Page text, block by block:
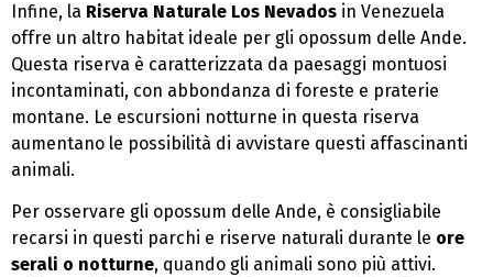
Infine, la Riserva Naturale Los Nevados in Venezuela
offre un altro habitat ideale per gli opossum delle Ande.
Questa riserva è caratterizzata da paesaggi montuosi
incontaminati, con abbondanza di foreste e praterie
montane. Le escursioni notturne in questa riserva
aumentano le possibilità di avvistare questi affascinanti
animali.
Per osservare gli opossum delle Ande, è consigliabile
recarsi in questi parchi e riserve naturali durante le ore
serali o notturne, quando gli animali sono più attivi.